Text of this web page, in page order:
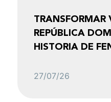
TRANSFORMAR
REPÚBLICA
HISTORIA DE
27/07/26